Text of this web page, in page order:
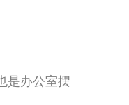
是办公室摆